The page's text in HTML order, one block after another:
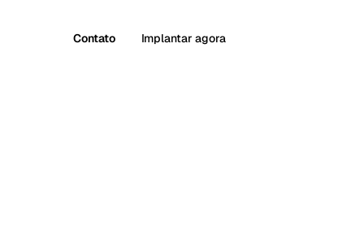
Contato Implantar agora